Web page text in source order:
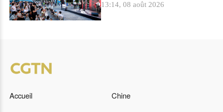
13:14, 08 août 2026
Accueil Chine